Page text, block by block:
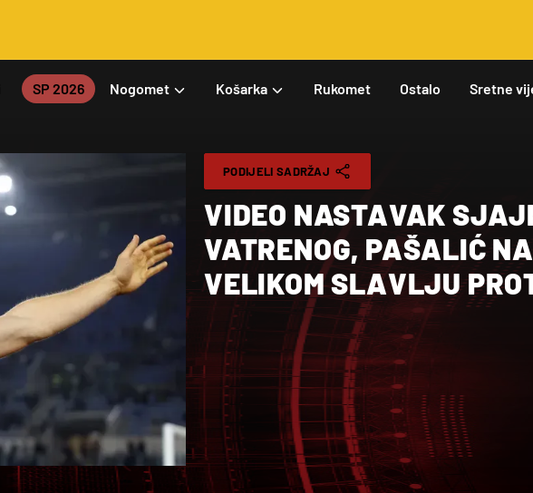
SP 2026 Nogomet Košarka Rukomet Ostalo Sretne
PODIJELI SADRŽAJ
VIDEO NASTAVAK
VATRENOG, PAŠALIĆ
VELIKOM SLAVLJU